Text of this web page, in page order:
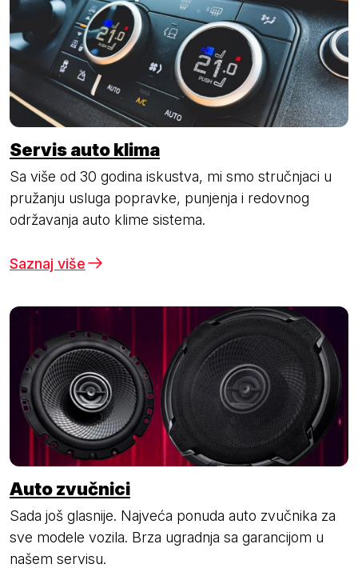
Servis auto klima
Sa više od 30 godina iskustva, mi smo stručnjaci u
pružanju usluga popravke, punjenja i redovnog
održavanja auto klime sistema.
Saznaj više
Auto zvučnici
Sada još glasnije. Najveća ponuda auto zvučnika za
sve modele vozila. Brza ugradnja sa garancijom u
našem servisu.